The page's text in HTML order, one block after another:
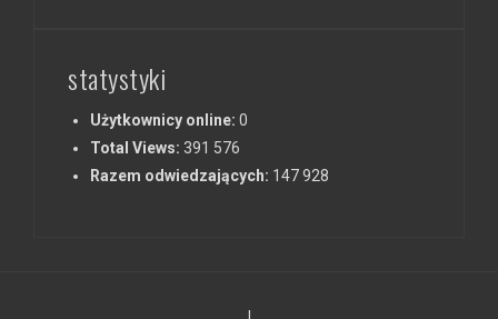
statystyki
Użytkownicy online: 0
Total Views: 391 576
Razem odwiedzających: 147 928